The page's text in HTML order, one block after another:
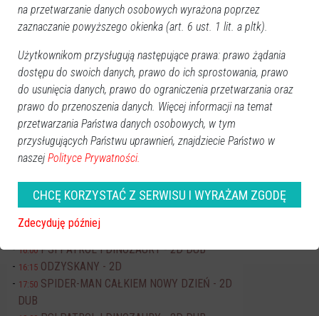
Pn
Wt Śr Cz Pt So
Nd
29 30
3
4 5 6 7 8
9
10
11 12 13 14 15
16
17
18 19 20 21 22
23
24
25 26 27 28 29
30
31
1 2 3 4 5 6
Wydarzenia
Kino JANTAR
16:00 PSI PATROL I DINOZAURY - 2D DUB
16:15 ODZYSKANY - 2D
17:50 SPIDER-MAN CAŁKIEM NOWY DZIEŃ - 2D
DUB
na przetwarzanie danych osobowych wyrażona poprzez
zaznaczanie powyższego okienka (art. 6 ust. 1 lit. a pltk).
Użytkownikom przysługują następujące prawa: prawo żądania
dostępu do swoich danych, prawo do ich sprostowania, prawo
do usunięcia danych, prawo do ograniczenia przetwarzania oraz
prawo do przenoszenia danych. Więcej informacji na temat
przetwarzania Państwa danych osobowych, w tym
przysługujących Państwu uprawnień, znajdziecie Państwo w
naszej Polityce Prywatności.
CHCĘ KORZYSTAĆ Z SERWISU I WYRAŻAM ZGODĘ
Zdecyduję później